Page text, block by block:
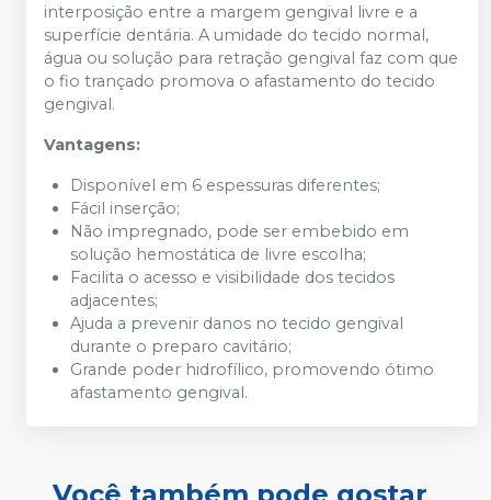
interposição entre a margem gengival livre e a
superfície dentária. A umidade do tecido normal,
água ou solução para retração gengival faz com que
o fio trançado promova o afastamento do tecido
gengival.
Vantagens:
Disponível em 6 espessuras diferentes;
Fácil inserção;
Não impregnado, pode ser embebido em
solução hemostática de livre escolha;
Facilita o acesso e visibilidade dos tecidos
adjacentes;
Ajuda a prevenir danos no tecido gengival
durante o preparo cavitário;
Grande poder hidrofílico, promovendo ótimo
afastamento gengival.